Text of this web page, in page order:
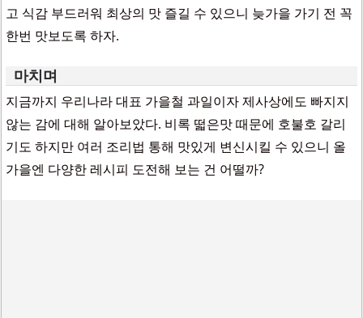
고 식감 부드러워 최상의 맛 즐길 수 있으니 늦가을 가기 전 꼭
한번 맛보도록 하자.
마치며
지금까지 우리나라 대표 가을철 과일이자 제사상에도 빠지지
않는 감에 대해 알아보았다. 비록 떫은맛 때문에 호불호 갈리
기도 하지만 여러 조리법 통해 맛있게 변신시킬 수 있으니 올
가을엔 다양한 레시피 도전해 보는 건 어떨까?